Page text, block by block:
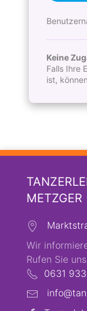
Keine
Falls Ihre
ist,
METZGER
Wir
Rufen Sie
0631